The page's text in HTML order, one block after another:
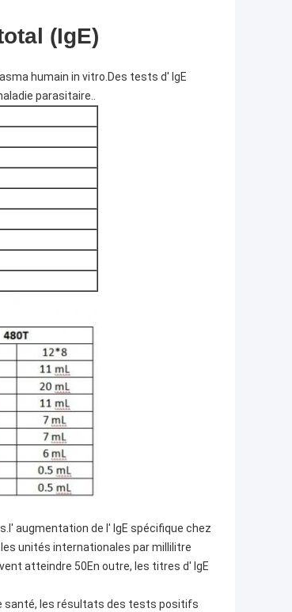
(IgE)
humain in vitro.Des tests d' IgE
parasitaire..
augmentation de l' IgE spécifique chez
unités internationales par millilitre
atteindre 50En outre, les titres d' IgE
santé, les résultats des tests positifs